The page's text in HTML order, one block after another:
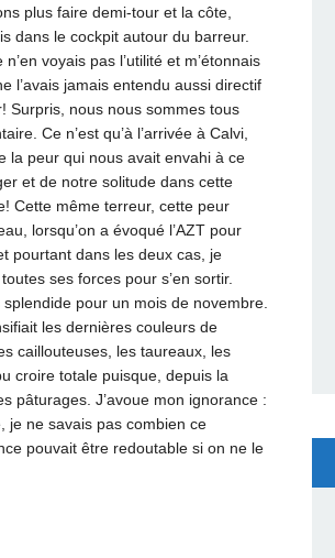
plus faire demi-tour et la côte,
dans le cockpit autour du barreur.
voyais pas l’utilité et m’étonnais
l’avais jamais entendu aussi directif
Surpris, nous nous sommes tous
Ce n’est qu’à l’arrivée à Calvi,
la peur qui nous avait envahi à ce
et de notre solitude dans cette
Cette même terreur, cette peur
lorsqu’on a évoqué l’AZT pour
pourtant dans les deux cas, je
ses forces pour s’en sortir.
pour un mois de novembre.
les dernières couleurs de
caillouteuses, les taureaux, les
croire totale puisque, depuis la
pâturages. J’avoue mon ignorance :
je ne savais pas combien ce
pouvait être redoutable si on ne le